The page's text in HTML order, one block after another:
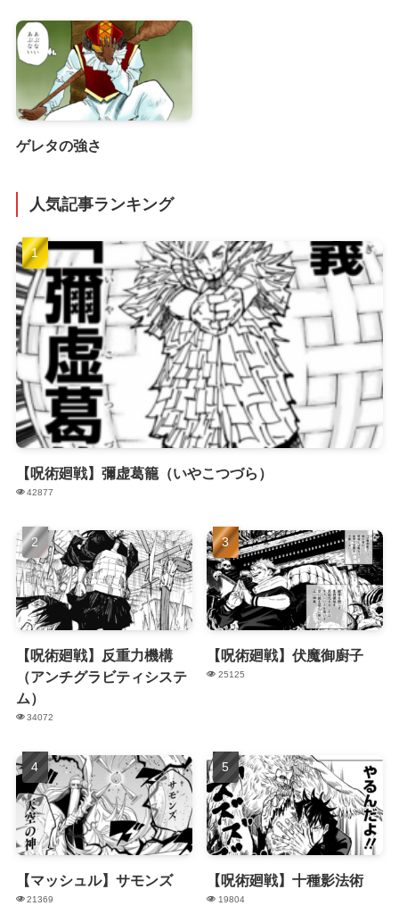
ゲレタの強さ
人気記事ランキング
【呪術廻戦】彌虚葛籠（いやこつづら）
42877
【呪術廻戦】反重力機構
（アンチグラビティシステ
ム）
34072
【呪術廻戦】伏魔御廚子
25125
【マッシュル】サモンズ
21369
【呪術廻戦】十種影法術
19804